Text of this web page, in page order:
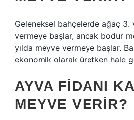
Geleneksel bahçelerde ağaç 3.
vermeye başlar, ancak bodur
yılda meyve vermeye başlar.
ekonomik olarak üretken hale
AYVA FIDANI
MEYVE VERIR?